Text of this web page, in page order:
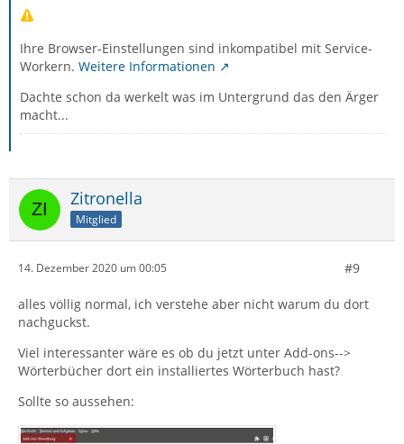
Ihre Browser-Einstellungen sind inkompatibel mit Service-
Workern. Weitere Informationen
Dachte schon da werkelt was im Untergrund das den Ärger
macht...
Zitronella
Mitglied
14. Dezember 2020 um 00:05 #9
alles völlig normal, ich verstehe aber nicht warum du dort
nachguckst.
Viel interessanter wäre es ob du jetzt unter Add-ons-->
Wörterbücher dort ein installiertes Wörterbuch hast?
Sollte so aussehen: